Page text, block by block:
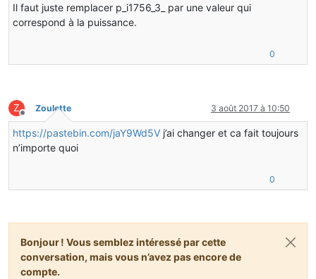
Il faut juste remplacer p_i1756_3_ par une valeur qui
correspond à la puissance.
0
Z
Hors-ligne
Zoulette 3 août 2017 à 10:50
https://pastebin.com/jaY9Wd5V j’ai changer et ca fait toujours
n’importe quoi
0
Bonjour ! Vous semblez intéressé par cette
conversation, mais vous n’avez pas encore de
compte.